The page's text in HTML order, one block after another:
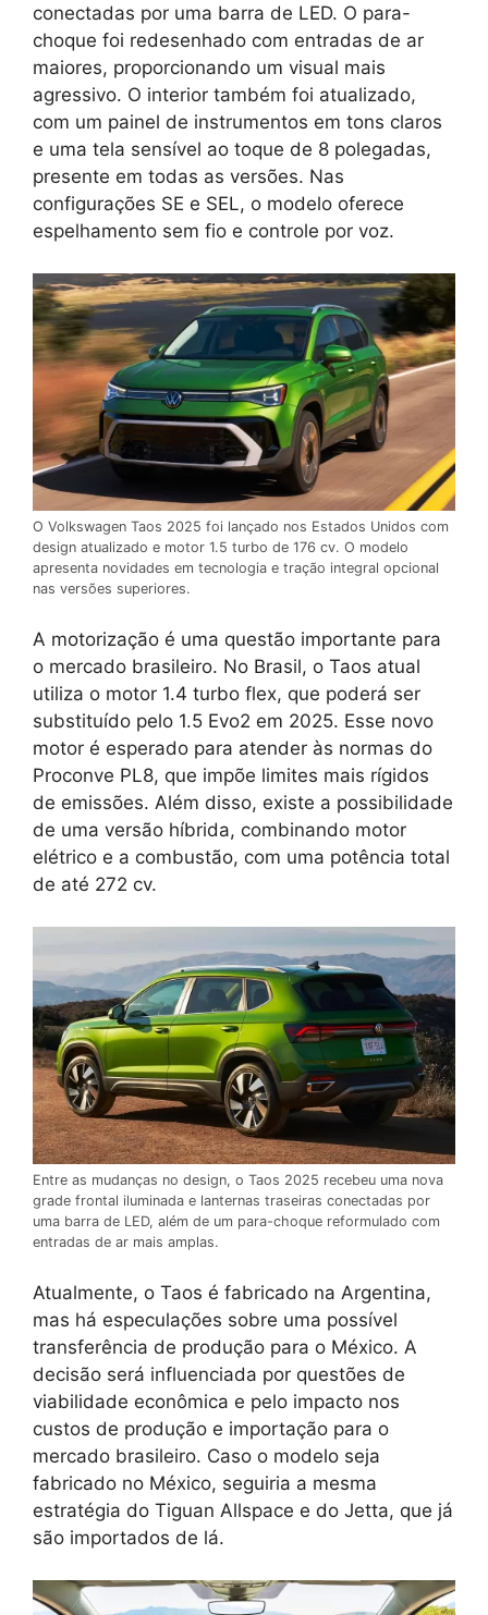
conectadas por uma barra de LED. O para-
choque foi redesenhado com entradas de ar
maiores, proporcionando um visual mais
agressivo. O interior também foi atualizado,
com um painel de instrumentos em tons claros
e uma tela sensível ao toque de 8 polegadas,
presente em todas as versões. Nas
configurações SE e SEL, o modelo oferece
espelhamento sem fio e controle por voz.
O Volkswagen Taos 2025 foi lançado nos Estados Unidos com
design atualizado e motor 1.5 turbo de 176 cv. O modelo
apresenta novidades em tecnologia e tração integral opcional
nas versões superiores.
A motorização é uma questão importante para
o mercado brasileiro. No Brasil, o Taos atual
utiliza o motor 1.4 turbo flex, que poderá ser
substituído pelo 1.5 Evo2 em 2025. Esse novo
motor é esperado para atender às normas do
Proconve PL8, que impõe limites mais rígidos
de emissões. Além disso, existe a possibilidade
de uma versão híbrida, combinando motor
elétrico e a combustão, com uma potência total
de até 272 cv.
Entre as mudanças no design, o Taos 2025 recebeu uma nova
grade frontal iluminada e lanternas traseiras conectadas por
uma barra de LED, além de um para-choque reformulado com
entradas de ar mais amplas.
Atualmente, o Taos é fabricado na Argentina,
mas há especulações sobre uma possível
transferência de produção para o México. A
decisão será influenciada por questões de
viabilidade econômica e pelo impacto nos
custos de produção e importação para o
mercado brasileiro. Caso o modelo seja
fabricado no México, seguiria a mesma
estratégia do Tiguan Allspace e do Jetta, que já
são importados de lá.